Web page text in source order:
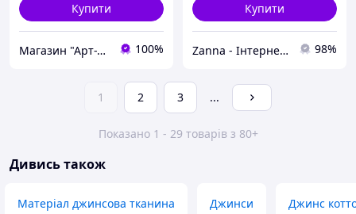
Купити
Магазин "Арт-Текстиль" 100%
Купити
Zanna - Інтернет-магазин тканин 98%
1 2 3 ...
Показано 1 - 29 товарів з 80+
Дивись також
Матеріал джинсова тканина Джинси Джинс